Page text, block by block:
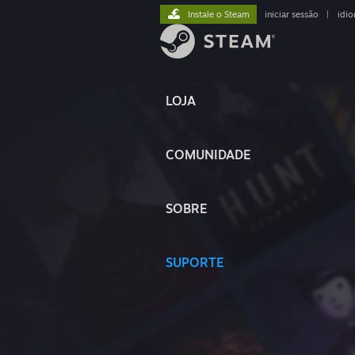
LOJA
COMUNIDADE
SOBRE
SUPORTE
Instale o Steam iniciar sessão